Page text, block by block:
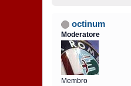
octinum
Moderatore
Membro